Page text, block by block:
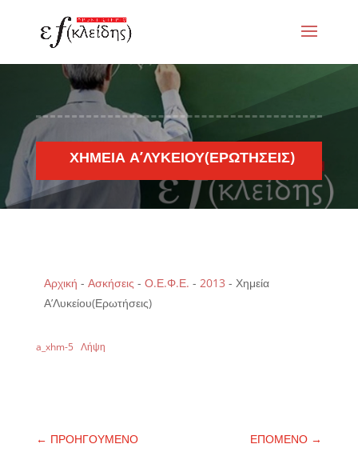
ΧΗΜΕΊΑ Α’ΛΥΚΕΊΟΥ(ΕΡΩΤΉΣΕΙΣ)
Αρχική - Ασκήσεις - Ο.Ε.Φ.Ε. - 2013 - Χημεία
Α’Λυκείου(Ερωτήσεις)
a_xhm-5 Λήψη
← ΠΡΟΗΓΟΥΜΕΝΟ ΕΠΟΜΕΝΟ →